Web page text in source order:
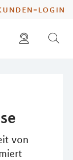
login
von